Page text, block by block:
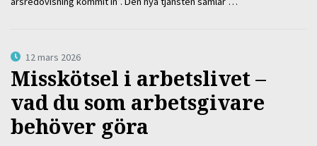
12 mars 2026
Misskötsel i arbetslivet –
vad du som arbetsgivare
behöver göra